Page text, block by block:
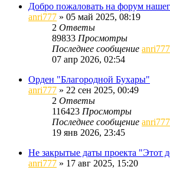
Добро пожаловать на форум
anri777 » 05 май 2025, 08:19
2 Ответы
89833 Просмотры
Последнее сообщение anri777
07 апр 2026, 02:54
Орден "Благородной Бухары"
anri777 » 22 сен 2025, 00:49
2 Ответы
116423 Просмотры
Последнее сообщение anri777
19 янв 2026, 23:45
Не закрытые даты проекта "Этот
anri777 » 17 авг 2025, 15:20